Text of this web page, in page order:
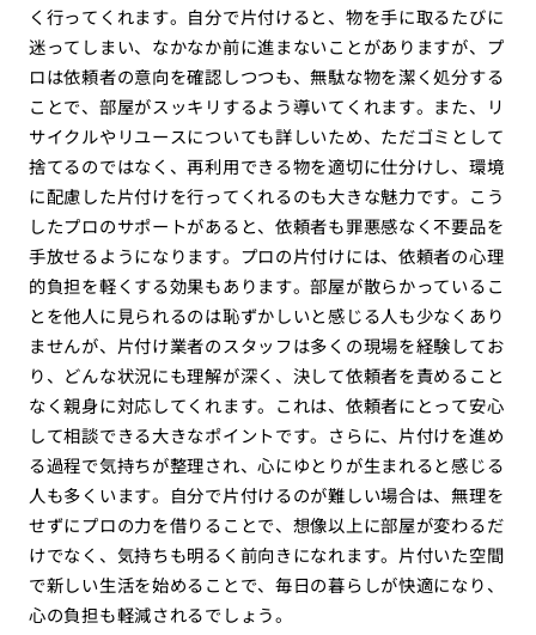
く行ってくれます。自分で片付けると、物を手に取るたびに
迷ってしまい、なかなか前に進まないことがありますが、プ
ロは依頼者の意向を確認しつつも、無駄な物を潔く処分する
ことで、部屋がスッキリするよう導いてくれます。また、リ
サイクルやリユースについても詳しいため、ただゴミとして
捨てるのではなく、再利用できる物を適切に仕分けし、環境
に配慮した片付けを行ってくれるのも大きな魅力です。こう
したプロのサポートがあると、依頼者も罪悪感なく不要品を
手放せるようになります。プロの片付けには、依頼者の心理
的負担を軽くする効果もあります。部屋が散らかっているこ
とを他人に見られるのは恥ずかしいと感じる人も少なくあり
ませんが、片付け業者のスタッフは多くの現場を経験してお
り、どんな状況にも理解が深く、決して依頼者を責めること
なく親身に対応してくれます。これは、依頼者にとって安心
して相談できる大きなポイントです。さらに、片付けを進め
る過程で気持ちが整理され、心にゆとりが生まれると感じる
人も多くいます。自分で片付けるのが難しい場合は、無理を
せずにプロの力を借りることで、想像以上に部屋が変わるだ
けでなく、気持ちも明るく前向きになれます。片付いた空間
で新しい生活を始めることで、毎日の暮らしが快適になり、
心の負担も軽減されるでしょう。